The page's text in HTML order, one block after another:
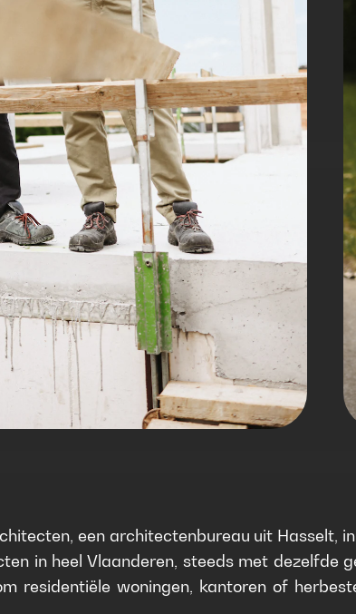
een architectenbureau uit Hasselt,
in heel Vlaanderen, steeds met dezelfde
residentiële woningen, kantoren of